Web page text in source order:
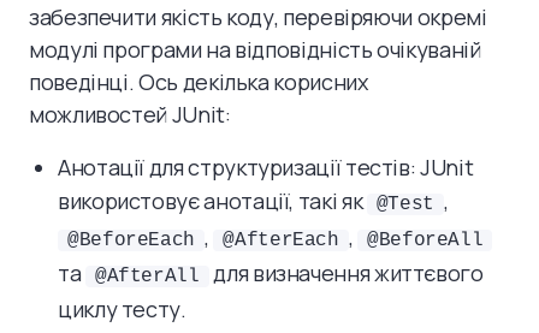
забезпечити якість коду, перевіряючи окремі
модулі програми на відповідність очікуваній
поведінці. Ось декілька корисних
можливостей JUnit:
Анотації для структуризації тестів: JUnit
використовує анотації, такі як @Test ,
@BeforeEach , @AfterEach , @BeforeAll
та @AfterAll
для визначення життєвого
циклу тесту.